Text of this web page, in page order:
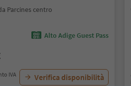
Parcines centro
Alto Adige Guest Pass
IVA
Verifica disponibilità